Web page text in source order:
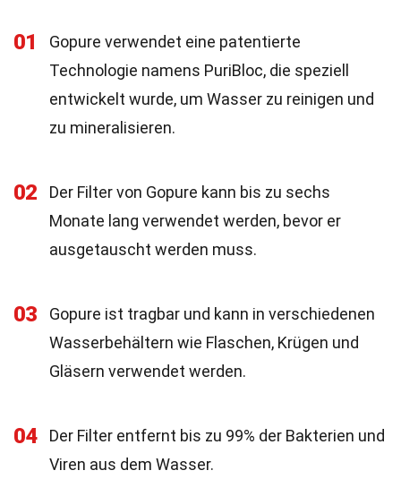
01
Gopure verwendet eine patentierte
Technologie namens PuriBloc, die speziell
entwickelt wurde, um Wasser zu reinigen und
zu mineralisieren.
02
Der Filter von Gopure kann bis zu sechs
Monate lang verwendet werden, bevor er
ausgetauscht werden muss.
03
Gopure ist tragbar und kann in verschiedenen
Wasserbehältern wie Flaschen, Krügen und
Gläsern verwendet werden.
04
Der Filter entfernt bis zu 99% der Bakterien und
Viren aus dem Wasser.